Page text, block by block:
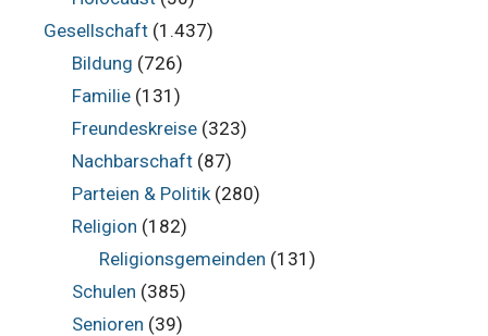
Gesellschaft (1.437)
Bildung (726)
Familie(131)
Freundeskreise(323)
Nachbarschaft(87)
Parteien & Politik(280)
Religion (182)
Religionsgemeinden (131)
Schulen (385)
Senioren (39)